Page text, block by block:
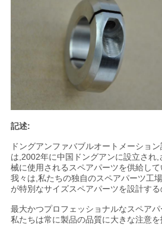
な
地
図
PRIVACY
記述:
ドングアンファバブルオートメーショ
は,2002年に中国ドングアンに設立され
械に使用されるスペアパーツを供給して
我々は,私たちの独自のスペアパーツ工
が特別なサイズスペアパーツを設計する
最大かつプロフェッショナルなスペアパ
私たちは常に製品の品質に大きな注意